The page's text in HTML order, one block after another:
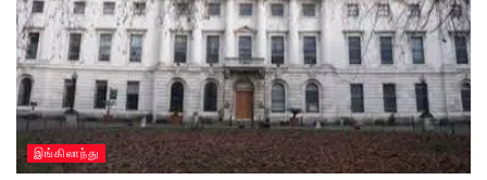
இங்கிலாந்து